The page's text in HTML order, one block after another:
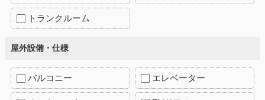
トランクルーム
屋外設備・仕様
バルコニー エレベーター